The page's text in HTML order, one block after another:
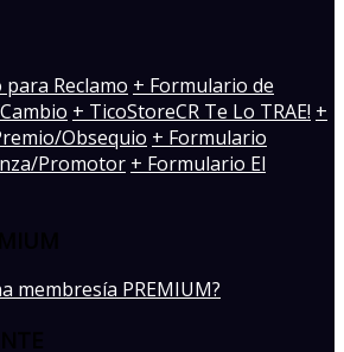
Reclamo + Formulario de
+ TicoStoreCR Te Lo TRAE! +
Obsequio + Formulario
Promotor + Formulario El
membresía PREMIUM?